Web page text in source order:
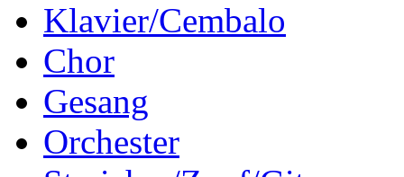
Klavier/Cembalo
Chor
Gesang
Orchester